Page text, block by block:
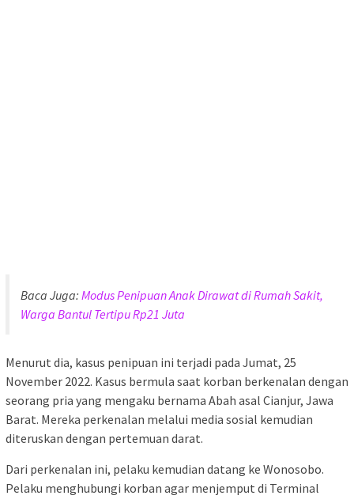
Baca Juga: Modus Penipuan Anak Dirawat di Rumah Sakit,
Warga Bantul Tertipu Rp21 Juta
Menurut dia, kasus penipuan ini terjadi pada Jumat, 25
November 2022. Kasus bermula saat korban berkenalan dengan
seorang pria yang mengaku bernama Abah asal Cianjur, Jawa
Barat. Mereka perkenalan melalui media sosial kemudian
diteruskan dengan pertemuan darat.
Dari perkenalan ini, pelaku kemudian datang ke Wonosobo.
Pelaku menghubungi korban agar menjemput di Terminal